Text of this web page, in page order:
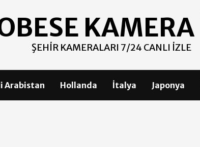
KAMERA
ŞEHIR KAMERALARI 7/24 CANLI İZLE
Arabistan Hollanda İtalya Japonya